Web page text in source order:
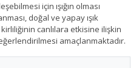
için ışığın olması
doğal ve yapay ışık
kirliliğinin canlılara etkisine ilişkin
amaçlanmaktadır.